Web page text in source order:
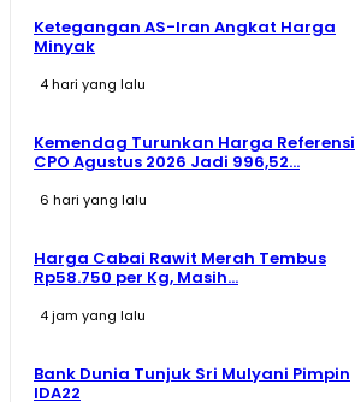
Ketegangan AS-Iran Angkat Harga
Minyak
4 hari yang lalu
Kemendag Turunkan Harga Referensi
CPO Agustus 2026 Jadi 996,52...
6 hari yang lalu
Harga Cabai Rawit Merah Tembus
Rp58.750 per Kg, Masih...
4 jam yang lalu
Bank Dunia Tunjuk Sri Mulyani Pimpin
IDA22